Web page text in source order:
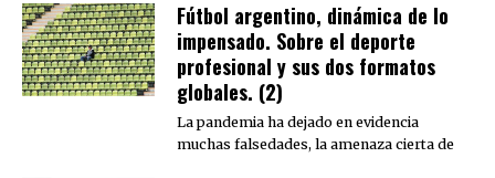
Fútbol argentino, dinámica de lo
impensado. Sobre el deporte
profesional y sus dos formatos
globales. (2)
La pandemia ha dejado en evidencia
muchas falsedades, la amenaza cierta de